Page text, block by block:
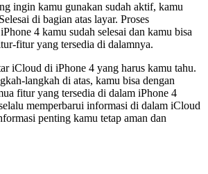
ingin kamu gunakan sudah aktif, kamu
di bagian atas layar. Proses
4 kamu sudah selesai dan kamu bisa
fitur yang tersedia di dalamnya.
iCloud di iPhone 4 yang harus kamu tahu.
langkah di atas, kamu bisa dengan
fitur yang tersedia di dalam iPhone 4
memperbarui informasi di dalam iCloud
penting kamu tetap aman dan